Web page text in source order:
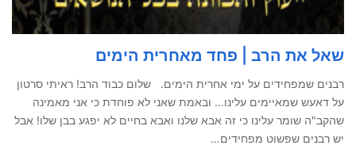
שאל את הרב | פחד מאחרית הימים
רבנים שמפחידים על ימי אחרית הימים. שלום כבוד הרב! ראיתי סרטון
על דאעש שמאיימים עלינו… ובאמת שאני לא פוחדת כי אני מאמינה
שהקב"ה שומר עלינו כי זה אבא שלנו ואבא בחיים לא יפגע בבן שלו! אבל
יש רבנים שפשוט מפחידים…